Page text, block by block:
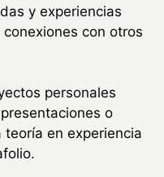
y experiencias
con otros
personales
o
en experiencia